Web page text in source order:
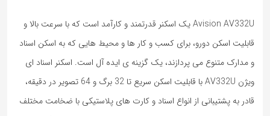
Avision AV332U یک اسکنر قدرتمند و کارآمد است که با سرعت بالا و
قابلیت اسکن دورو، برای کسب و کار ها و محیط‌ هایی که به اسکن اسناد
و مدارک متنوع می پردازند، یک گزینه ی ایده ‌آل است. اسکنر اسناد ای
ویژن AV332U با قابلیت اسکن سریع تا 32 برگ و 64 تصویر در دقیقه،
قادر به پشتیبانی از انواع اسناد و کارت‌ های پلاستیکی با ضخامت مختلف